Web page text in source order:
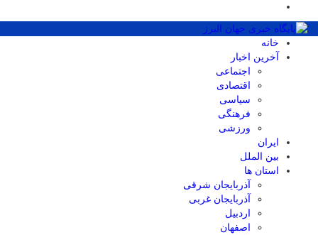
خانه
آخرین اخبار
اجتماعی
اقتصادی
سیاسی
فرهنگی
ورزشی
ایران
بین الملل
استان ها
آذربایجان شرقی
آذربایجان غربی
اردبیل
اصفهان